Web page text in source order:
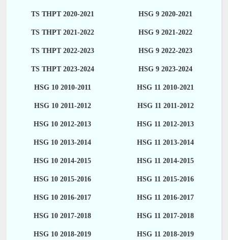
TS THPT 2020-2021 HSG 9 2020-2021
TS THPT 2021-2022 HSG 9 2021-2022
TS THPT 2022-2023 HSG 9 2022-2023
TS THPT 2023-2024 HSG 9 2023-2024
HSG 10 2010-2011 HSG 11 2010-2021
HSG 10 2011-2012 HSG 11 2011-2012
HSG 10 2012-2013 HSG 11 2012-2013
HSG 10 2013-2014 HSG 11 2013-2014
HSG 10 2014-2015 HSG 11 2014-2015
HSG 10 2015-2016 HSG 11 2015-2016
HSG 10 2016-2017 HSG 11 2016-2017
HSG 10 2017-2018 HSG 11 2017-2018
HSG 10 2018-2019 HSG 11 2018-2019